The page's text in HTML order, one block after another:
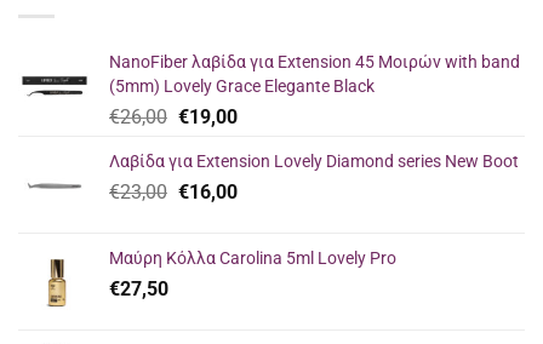
NanoFiber λαβίδα για Extension 45 Μοιρών with band
(5mm) Lovely Grace Elegante Black
€26,00 Original
was:
€26,00.
€19,00Current
is:
€19,00.
Λαβίδα για Extension Lovely Diamond series New Boot
€23,00 Original
€23,00.
€16,00Current
€16,00.
Μαύρη Κόλλα Carolina 5ml Lovely Pro
€27,50